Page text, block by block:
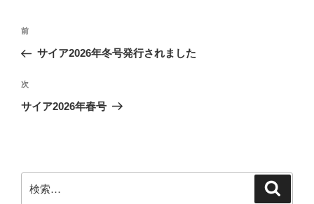
投
ナ
ビ
ゲ
ン
前
の
稿
前
サイア2026年冬号発行されました
次
の
次
サイア2026年春号
索: